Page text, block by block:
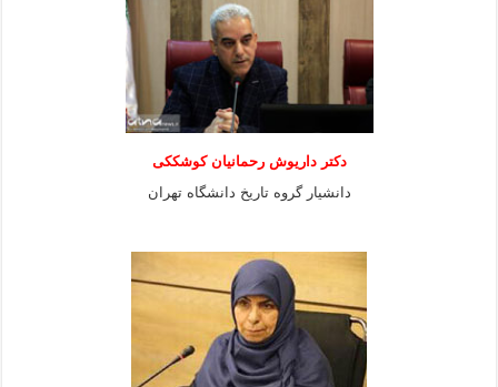
دکتر داریوش رحمانیان کوشککی
دانشیار گروه تاریخ دانشگاه تهران